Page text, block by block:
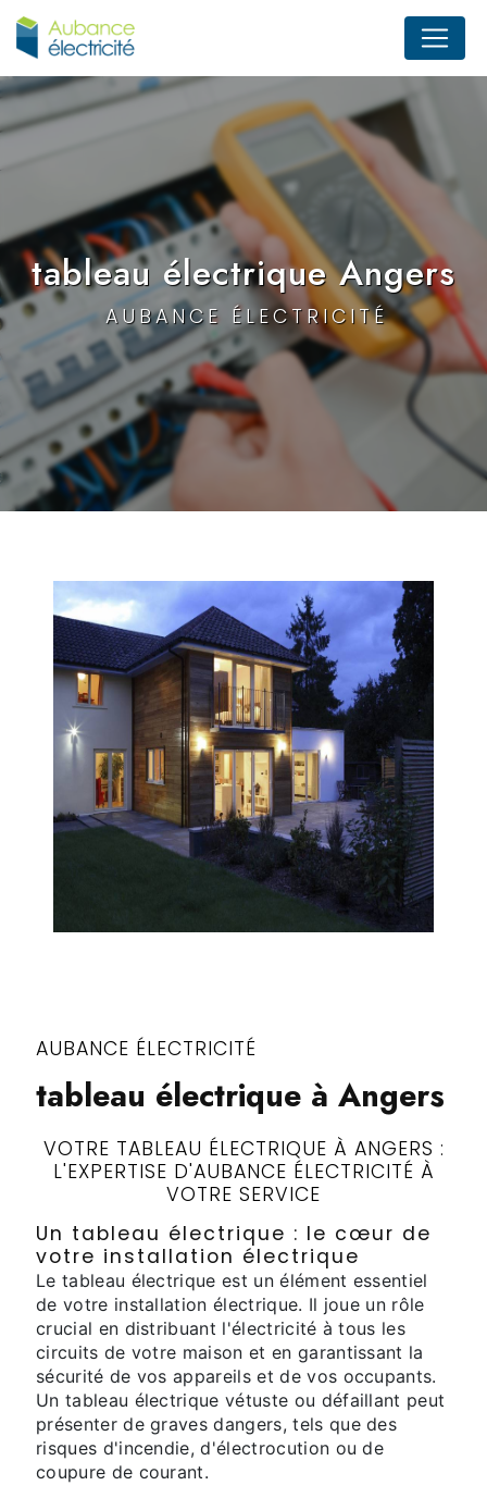
tableau électrique Angers
AUBANCE ÉLECTRICITÉ
AUBANCE ÉLECTRICITÉ
tableau électrique à Angers
VOTRE TABLEAU ÉLECTRIQUE À ANGERS :
L'EXPERTISE D'AUBANCE ÉLECTRICITÉ À
VOTRE SERVICE
Un tableau électrique : le cœur de
votre installation électrique
Le tableau électrique est un élément essentiel
de votre installation électrique. Il joue un rôle
crucial en distribuant l'électricité à tous les
circuits de votre maison et en garantissant la
sécurité de vos appareils et de vos occupants.
Un tableau électrique vétuste ou défaillant peut
présenter de graves dangers, tels que des
risques d'incendie, d'électrocution ou de
coupure de courant.
Panneau de gestion des cookies